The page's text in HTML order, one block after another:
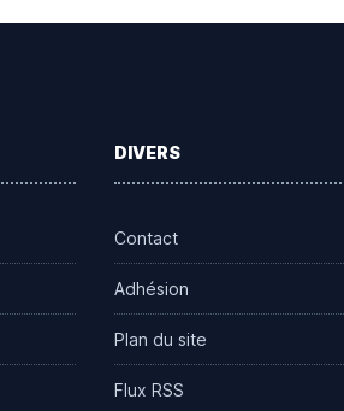
DIVERS
Contact
Adhésion
Plan du site
Flux RSS